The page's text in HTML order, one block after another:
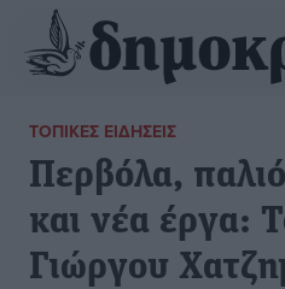
ΤΟΠΙΚΈΣ ΕΙΔΉΣΕΙΣ
Περβόλα,
και νέα έργα:
Γιώργου